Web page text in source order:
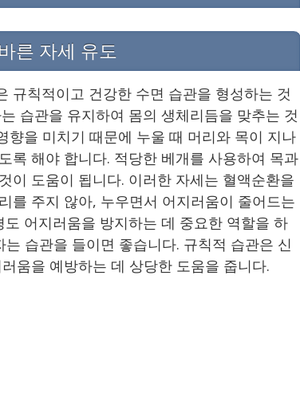
른 자세 유도
규칙적이고 건강한 수면 습관을 형성하는 것
습관을 유지하여 몸의 생체리듬을 맞추는 것
향을 미치기 때문에 누울 때 머리와 목이 지나
록 해야 합니다. 적당한 베개를 사용하여 목과
이 도움이 됩니다. 이러한 자세는 혈액순환을
를 주지 않아, 누우면서 어지러움이 줄어드는
어지러움을 방지하는 데 중요한 역할을 하
습관을 들이면 좋습니다. 규칙적 습관은 신
움을 예방하는 데 상당한 도움을 줍니다.